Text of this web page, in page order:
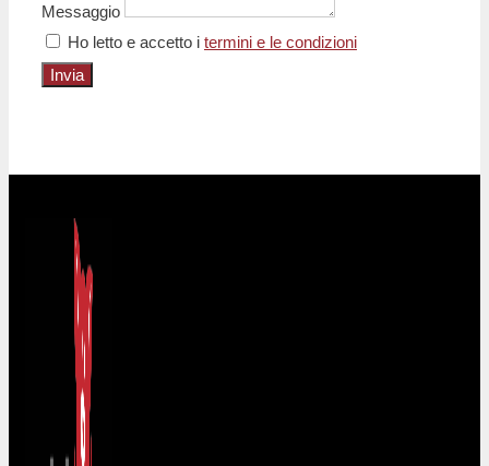
Messaggio
Ho letto e accetto i termini e le condizioni
Invia